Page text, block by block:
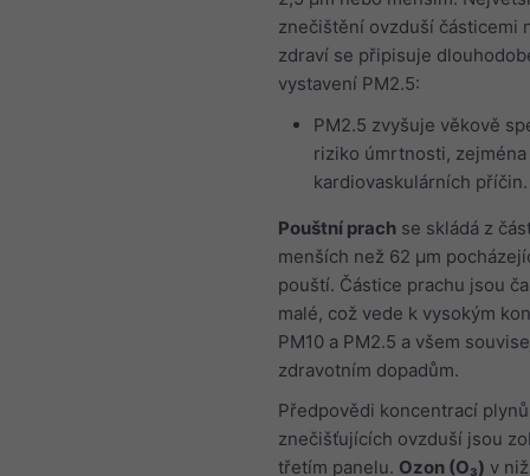
znečištění ovzduší částicemi
zdraví se připisuje
vystavení PM2.5:
PM2.5 zvyšuje věkově
riziko úmrtnosti, zejména
kardiovaskulárních příčin.
Pouštní prach se skládá z
menších než 62 μm
pouští. Částice prachu jsou
malé, což vede k vysokým
PM10 a PM2.5 a všem
zdravotním dopadům.
Předpovědi koncentrací plynů
znečišťujících ovzduší jsou
třetím panelu. Ozon (O₃) v